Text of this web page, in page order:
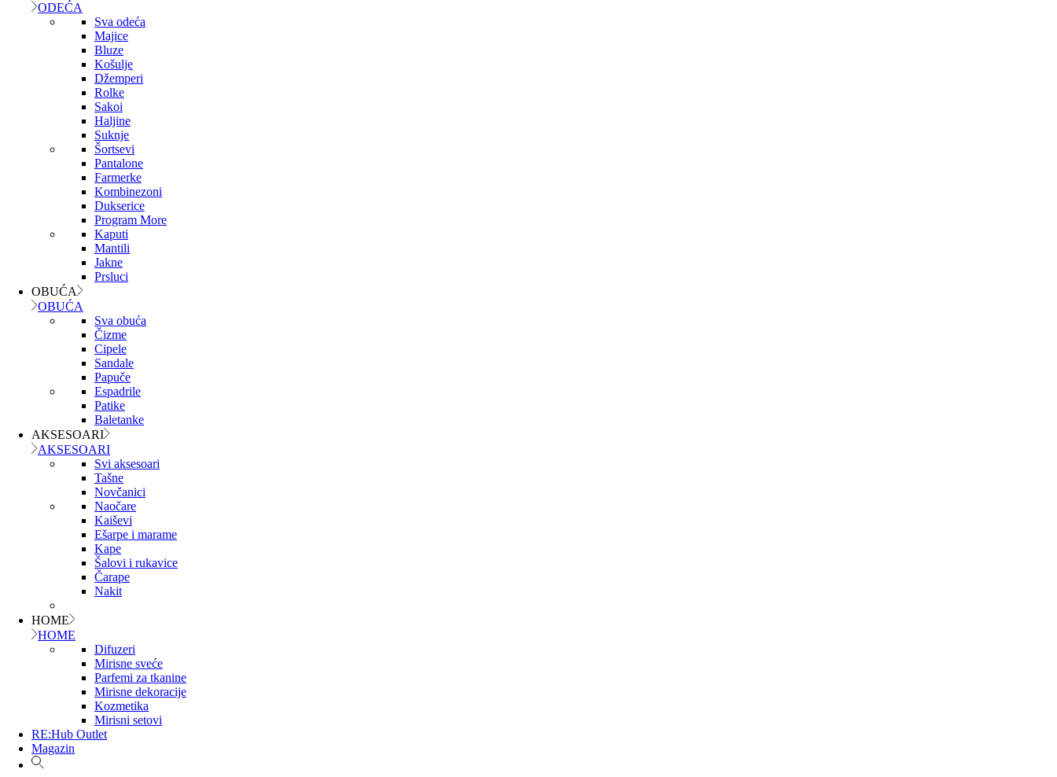
ODEĆA
Sva odeća
Majice
Bluze
Košulje
Džemperi
Rolke
Sakoi
Haljine
Suknje
Šortsevi
Pantalone
Farmerke
Kombinezoni
Dukserice
Program More
Kaputi
Mantili
Jakne
Prsluci
OBUĆA
OBUĆA
Sva obuća
Čizme
Cipele
Sandale
Papuče
Espadrile
Patike
Baletanke
AKSESOARI
AKSESOARI
Svi aksesoari
Tašne
Novčanici
Naočare
Kaiševi
Ešarpe i marame
Kape
Šalovi i rukavice
Čarape
Nakit
HOME
HOME
Difuzeri
Mirisne sveće
Parfemi za tkanine
Mirisne dekoracije
Kozmetika
Mirisni setovi
RE:Hub Outlet
Magazin